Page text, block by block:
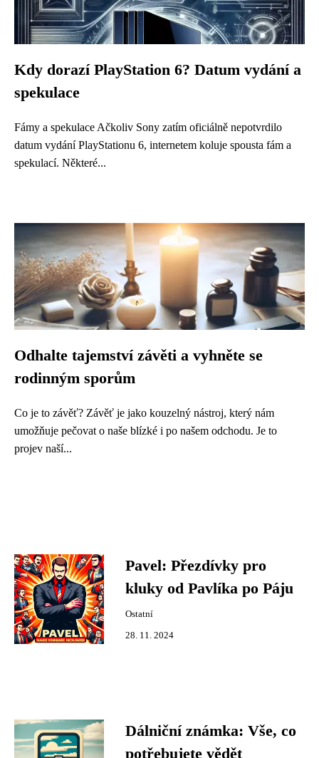
Kdy dorazí PlayStation 6? Datum vydání a
spekulace
Fámy a spekulace Ačkoliv Sony zatím oficiálně nepotvrdilo
datum vydání PlayStationu 6, internetem koluje spousta fám a
spekulací. Některé...
Odhalte tajemství závěti a vyhněte se
rodinným sporům
Co je to závěť? Závěť je jako kouzelný nástroj, který nám
umožňuje pečovat o naše blízké i po našem odchodu. Je to
projev naší...
Pavel: Přezdívky pro
kluky od Pavlíka po Páju
Ostatní
28. 11. 2024
Dálniční známka: Vše, co
potřebujete vědět